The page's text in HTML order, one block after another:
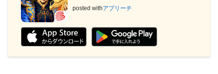
posted withアプリーチ